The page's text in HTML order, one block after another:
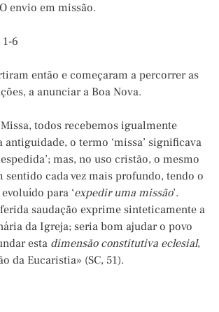
O envio em missão.
6
então e começaram a percorrer as
a anunciar a Boa Nova.
todos recebemos igualmente
antiguidade, o termo ‘missa’ significava
mas, no uso cristão, o mesmo
sentido cada vez mais profundo, tendo o
para ‘expedir uma missão’.
saudação exprime sinteticamente a
da Igreja; seria bom ajudar o povo
esta dimensão constitutiva eclesial,
da Eucaristia» (SC, 51).